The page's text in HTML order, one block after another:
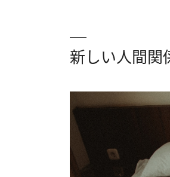
新しい人間関